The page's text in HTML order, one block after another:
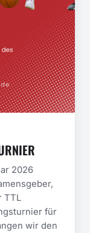
2026
TTL
für
wir den